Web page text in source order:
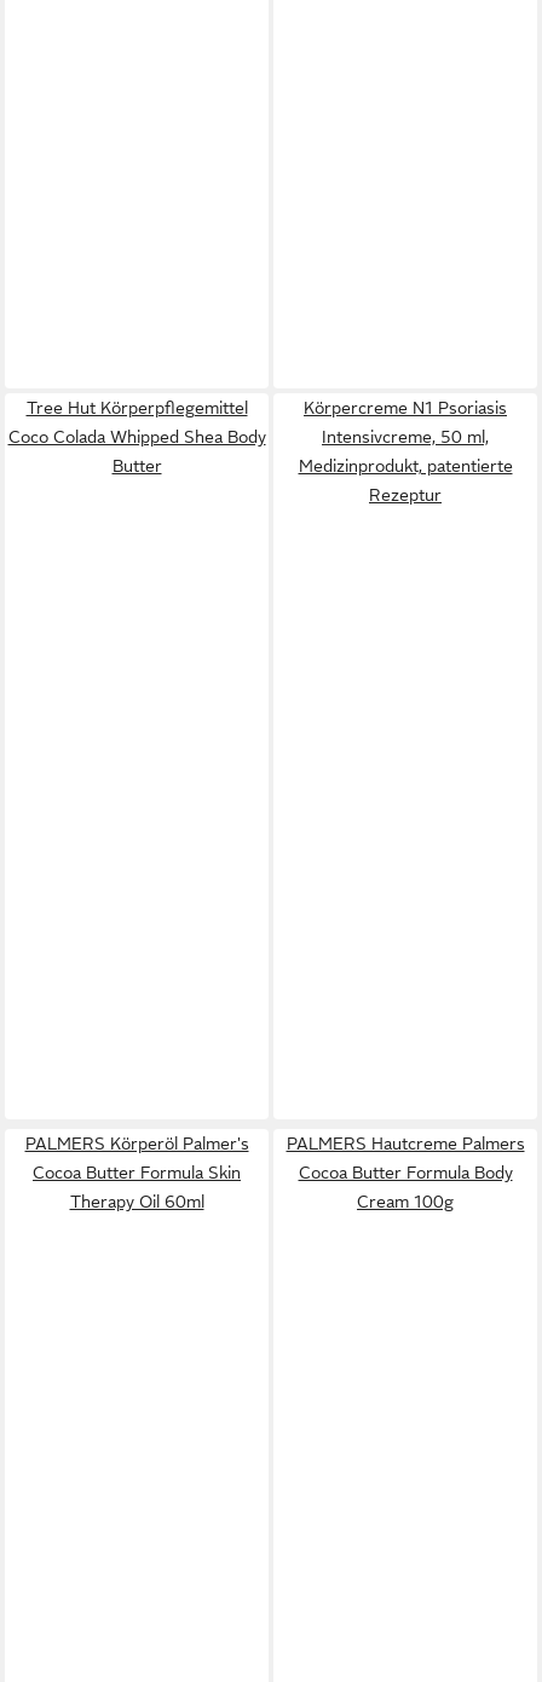
Tree Hut Körperpflegemittel
Coco Colada Whipped Shea Body
Butter
Körpercreme N1 Psoriasis
Intensivcreme, 50 ml,
Medizinprodukt, patentierte
Rezeptur
PALMERS Körperöl Palmer's
Cocoa Butter Formula Skin
Therapy Oil 60ml
PALMERS Hautcreme Palmers
Cocoa Butter Formula Body
Cream 100g